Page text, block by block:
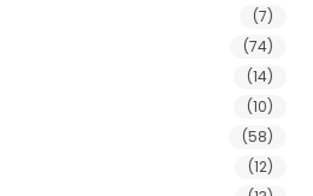
(7)
(74)
(14)
(10)
(58)
(12)